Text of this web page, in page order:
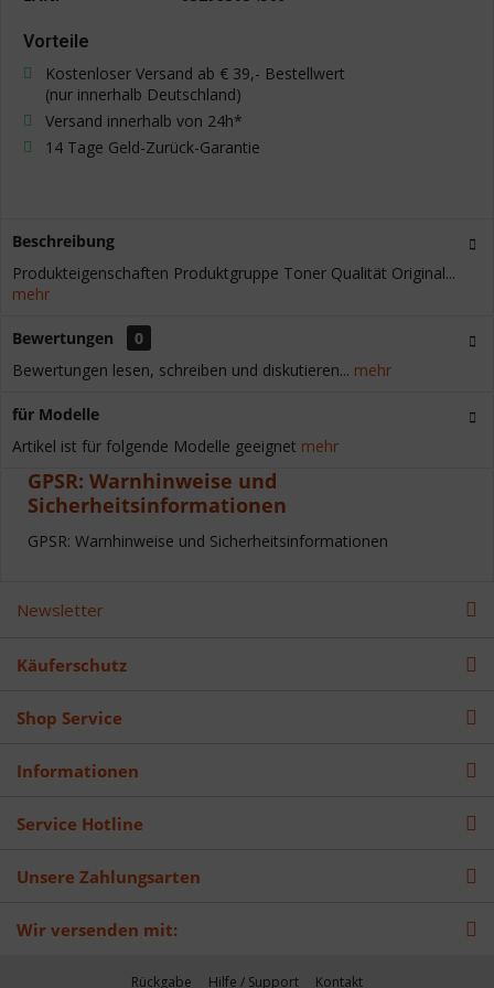
Vorteile
Kostenloser Versand ab € 39,- Bestellwert
(nur innerhalb Deutschland)
Versand innerhalb von 24h*
14 Tage Geld-Zurück-Garantie
Beschreibung
Produkteigenschaften Produktgruppe Toner Qualität Original...
mehr
Bewertungen
0
Bewertungen lesen, schreiben und diskutieren... mehr
für Modelle
Artikel ist für folgende Modelle geeignet mehr
GPSR: Warnhinweise und
Sicherheitsinformationen
GPSR: Warnhinweise und Sicherheitsinformationen
Newsletter
Käuferschutz
Shop Service
Informationen
Service Hotline
Unsere Zahlungsarten
Wir versenden mit:
Rückgabe Hilfe / Support Kontakt